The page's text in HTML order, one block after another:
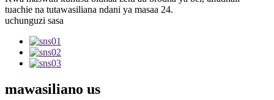
tuachie na tutawasiliana ndani ya masaa 24.
uchunguzi sasa
mawasiliano us